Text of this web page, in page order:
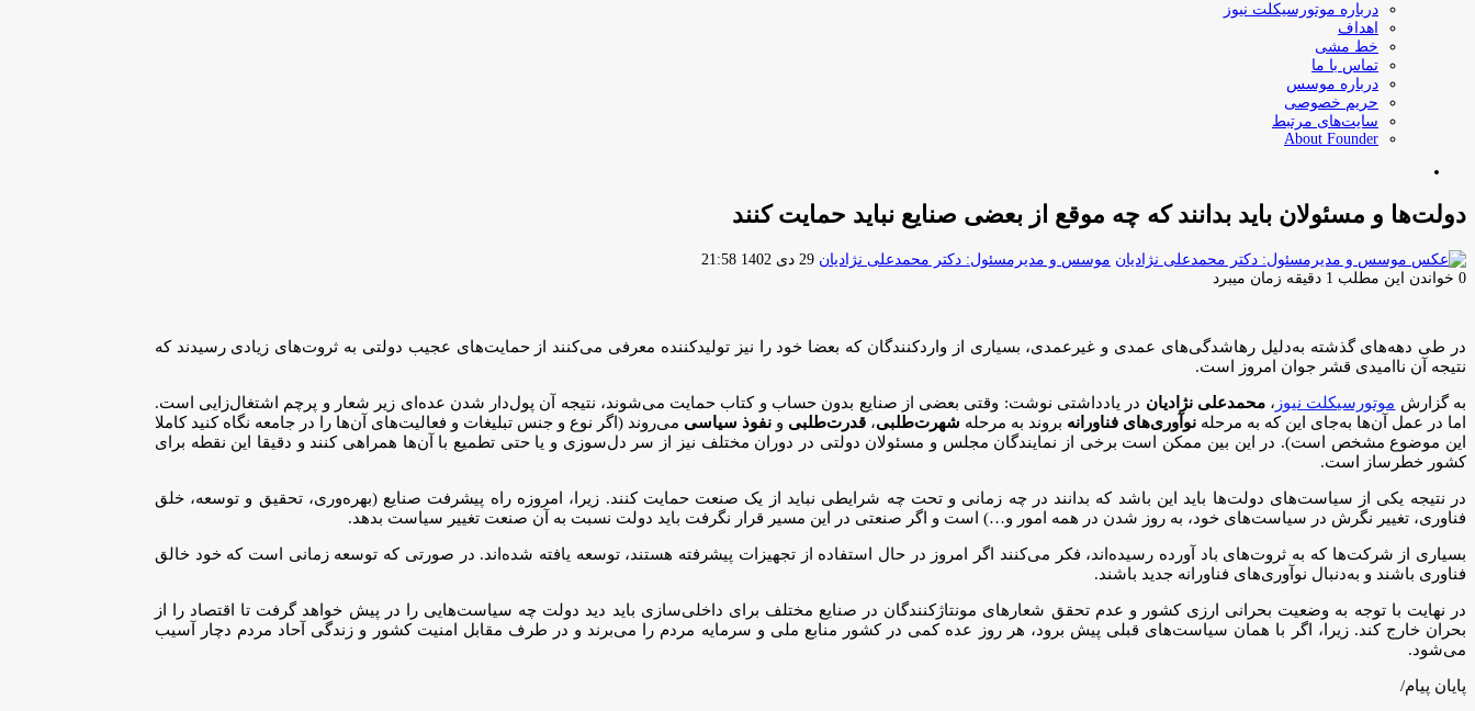
درباره موتورسیکلت نیوز
اهداف
خط مشی
تماس با ما
درباره موسس
حریم خصوصی
سایت‌های مرتبط
About Founder
دولت‌ها و مسئولان باید بدانند که چه موقع از بعضی صنایع نباید حمایت کنند
موسس و مدیرمسئول: دکتر محمدعلی نژادیان ارسال
29 دی 1402 21:58
0 خواندن این مطلب 1 دقیقه زمان میبرد
در طی دهه‌های گذشته به‌دلیل رهاشدگی‌های عمدی و غیرعمدی، بسیاری از واردکنندگان که بعضا خود را نیز تولیدکننده معرفی می‌کنند از حمایت‌های عجیب دولتی به ثروت‌های زیادی رسیدند که
نتیجه آن ناامیدی قشر جوان امروز است.
به گزارش موتورسیکلت نیوز ،محمدعلی نژادیان در یادداشتی نوشت: وقتی بعضی از صنایع بدون حساب و کتاب حمایت می‌شوند، نتیجه آن پول‌دار شدن عده‌ای زیر شعار و پرچم اشتغال‌زایی است.
اما در عمل آن‌ها به‌جای این که به مرحله نوآوری‌های فناورانه بروند به مرحله شهرت‌طلبی،قدرت‌طلبی ونفوذ سیاسی ‌می‌روند (اگر نوع و جنس تبلیغات و فعالیت‌های آن‌ها را در جامعه نگاه کنید کاملا
این موضوع مشخص است). در این بین ممکن است برخی از نمایندگان مجلس و مسئولان دولتی در دوران مختلف نیز از سر دل‌سوزی و یا حتی تطمیع با آن‌ها همراهی کنند و دقیقا این نقطه برای
کشور خطرساز است.
در نتیجه یکی از سیاست‌های دولت‌ها باید این باشد که بدانند در چه زمانی و تحت چه شرایطی نباید از یک صنعت حمایت کنند. زیرا، امروزه راه پیشرفت صنایع (بهره‌وری، تحقیق و توسعه، خلق
فناوری، تغییر نگرش در سیاست‌های خود، به روز شدن در همه امور و…) است و اگر صنعتی در این مسیر قرار نگرفت باید دولت نسبت به آن صنعت تغییر سیاست بدهد.
بسیاری از شرکت‌ها که به ثروت‌های باد آورده رسیده‌اند، فکر می‌کنند اگر امروز در حال استفاده از تجهیزات پیشرفته هستند، توسعه یافته شده‌اند. در صورتی که توسعه زمانی است که خود خالق
فناوری باشند و به‌دنبال نوآوری‌های فناورانه جدید باشند.
در نهایت با توجه به وضعیت بحرانی ارزی کشور و عدم تحقق شعارهای مونتاژکنندگان در صنایع مختلف برای داخلی‌سازی باید دید دولت چه سیاست‌هایی را در پیش خواهد گرفت تا اقتصاد را از
بحران خارج کند. زیرا، اگر با همان سیاست‌های قبلی پیش برود، هر روز عده‌ کمی در کشور منابع ملی و سرمایه مردم را می‌برند و در طرف مقابل امنیت کشور و زندگی آحاد مردم دچار آسیب
می‌شود.
پایان پیام/